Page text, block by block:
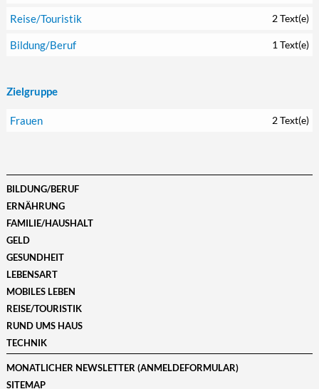
Reise/Touristik 2 Text(e)
Bildung/Beruf 1 Text(e)
Zielgruppe
Frauen 2 Text(e)
BILDUNG/BERUF
ERNÄHRUNG
FAMILIE/HAUSHALT
GELD
GESUNDHEIT
LEBENSART
MOBILES LEBEN
REISE/TOURISTIK
RUND UMS HAUS
TECHNIK
MONATLICHER NEWSLETTER (ANMELDEFORMULAR)
SITEMAP